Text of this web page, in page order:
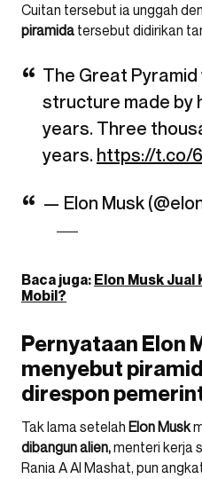
Cuitan tersebut ia unggah
piramida tersebut didirikan
The Great
structure made by
years. Three
years. https://t.co/
— Elon Musk
Baca juga: Elon Musk Jual
Mobil?
Pernyataan Elon
menyebut
direspon
Tak lama setelah Elon Musk
dibangun alien,menteri kerja
Rania A Al Mashat, pun